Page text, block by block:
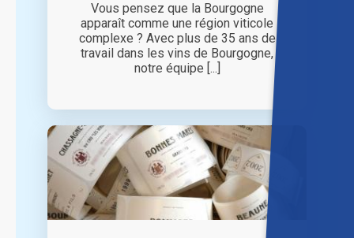
Vous pensez que la Bourgogne
apparaît comme une région viticole
complexe ? Avec plus de 35 ans de
travail dans les vins de Bourgogne,
notre équipe [...]